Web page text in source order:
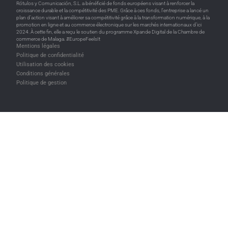
Rótulos y Comunicación, S.L. a bénéficié de fonds européens visant à renforcer la
croissance durable et la compétitivité des PME. Grâce à ces fonds, l’entreprise a lancé un
plan d’action visant à améliorer sa compétitivité grâce à la transformation numérique, à la
promotion en ligne et au commerce électronique sur les marchés internationaux d’ici
2024. À cette fin, elle a reçu le soutien du programme Xpande Digital de la Chambre de
commerce de Malaga. #EuropeFeelsIt
Mentions légales
Politique de confidentialité
Utilisation des cookies
Conditions générales
Politique de gestion